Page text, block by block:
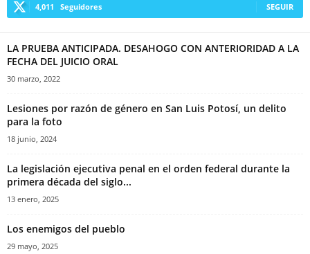
4,011 Seguidores SEGUIR
LA PRUEBA ANTICIPADA. DESAHOGO CON ANTERIORIDAD A LA
FECHA DEL JUICIO ORAL
30 marzo, 2022
Lesiones por razón de género en San Luis Potosí, un delito
para la foto
18 junio, 2024
La legislación ejecutiva penal en el orden federal durante la
primera década del siglo...
13 enero, 2025
Los enemigos del pueblo
29 mayo, 2025